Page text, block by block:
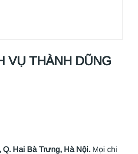
VỤ THÀNH DŨNG
Hai Bà Trưng, Hà Nội. Mọi chi